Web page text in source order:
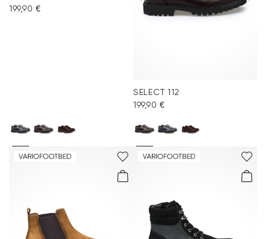
199,90 €
SELECT 112
199,90 €